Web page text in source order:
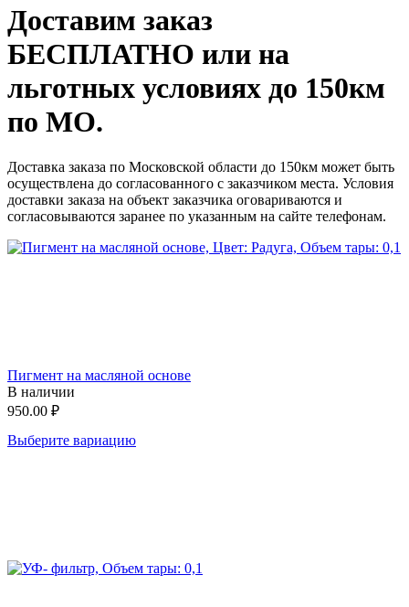
Доставим заказ
БЕСПЛАТНО или на
льготных условиях до 150км
по МО.
Доставка заказа по Московской области до 150км может быть
осуществлена до согласованного с заказчиком места. Условия
доставки заказа на объект заказчика оговариваются и
согласовываются заранее по указанным на сайте телефонам.
Пигмент на масляной основе
В наличии
950.00 ₽
Выберите вариацию